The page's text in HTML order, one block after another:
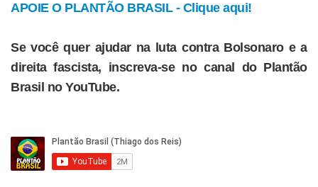
APOIE O PLANTÃO BRASIL - Clique aqui!
Se você quer ajudar na luta contra Bolsonaro e a
direita fascista, inscreva-se no canal do Plantão
Brasil no YouTube.